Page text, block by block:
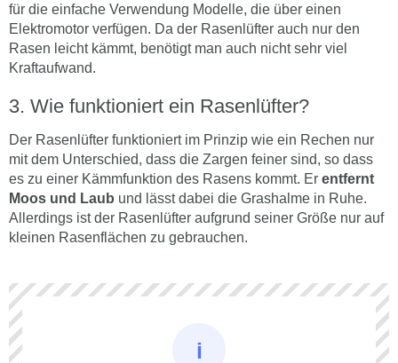
für die einfache Verwendung Modelle, die über einen
Elektromotor verfügen. Da der Rasenlüfter auch nur den
Rasen leicht kämmt, benötigt man auch nicht sehr viel
Kraftaufwand.
Wie funktioniert ein Rasenlüfter?
Der Rasenlüfter funktioniert im Prinzip wie ein Rechen nur
mit dem Unterschied, dass die Zargen feiner sind, so dass
es zu einer Kämmfunktion des Rasens kommt. Er entfernt
Moos und Laub und lässt dabei die Grashalme in Ruhe.
Allerdings ist der Rasenlüfter aufgrund seiner Größe nur auf
kleinen Rasenflächen zu gebrauchen.